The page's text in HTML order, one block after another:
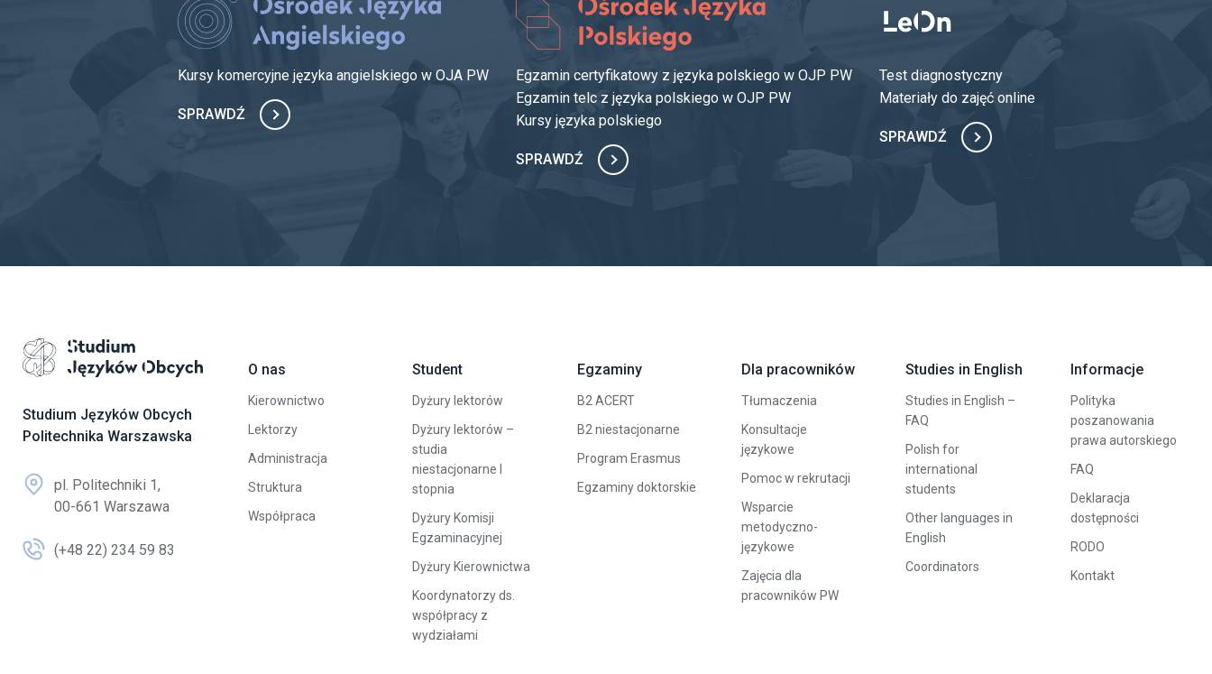
Kursy komercyjne języka angielskiego w OJA PW
SPRAWDŹ
Egzamin certyfikatowy z języka polskiego w OJP PW
Egzamin telc z języka polskiego w OJP PW
Kursy języka polskiego
SPRAWDŹ
Test diagnostyczny
Materiały do zajęć online
SPRAWDŹ
Studium Języków Obcych
Politechnika Warszawska
pl. Politechniki 1,
00-661 Warszawa
(+48 22) 234 59 83
O nas
Kierownictwo
Lektorzy
Administracja
Struktura
Współpraca
Student
Dyżury lektorów
Dyżury lektorów –
studia
niestacjonarne I
stopnia
Dyżury Komisji
Egzaminacyjnej
Dyżury Kierownictwa
Koordynatorzy ds.
współpracy z
wydziałami
Egzaminy
B2 ACERT
B2 niestacjonarne
Program Erasmus
Egzaminy doktorskie
Dla pracowników
Tłumaczenia
Konsultacje
językowe
Pomoc w rekrutacji
Wsparcie
metodyczno-
językowe
Zajęcia dla
pracowników PW
Studies in English
Studies in English –
FAQ
Polish for
international
students
Other languages in
English
Coordinators
Informacje
Polityka
poszanowania
prawa autorskiego
FAQ
Deklaracja
dostępności
RODO
Kontakt